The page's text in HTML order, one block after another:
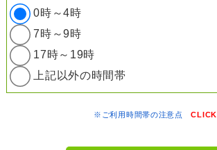
0時～4時
7時～9時
17時～19時
上記以外の時間帯
※ご利用時間帯の注意点CLICK